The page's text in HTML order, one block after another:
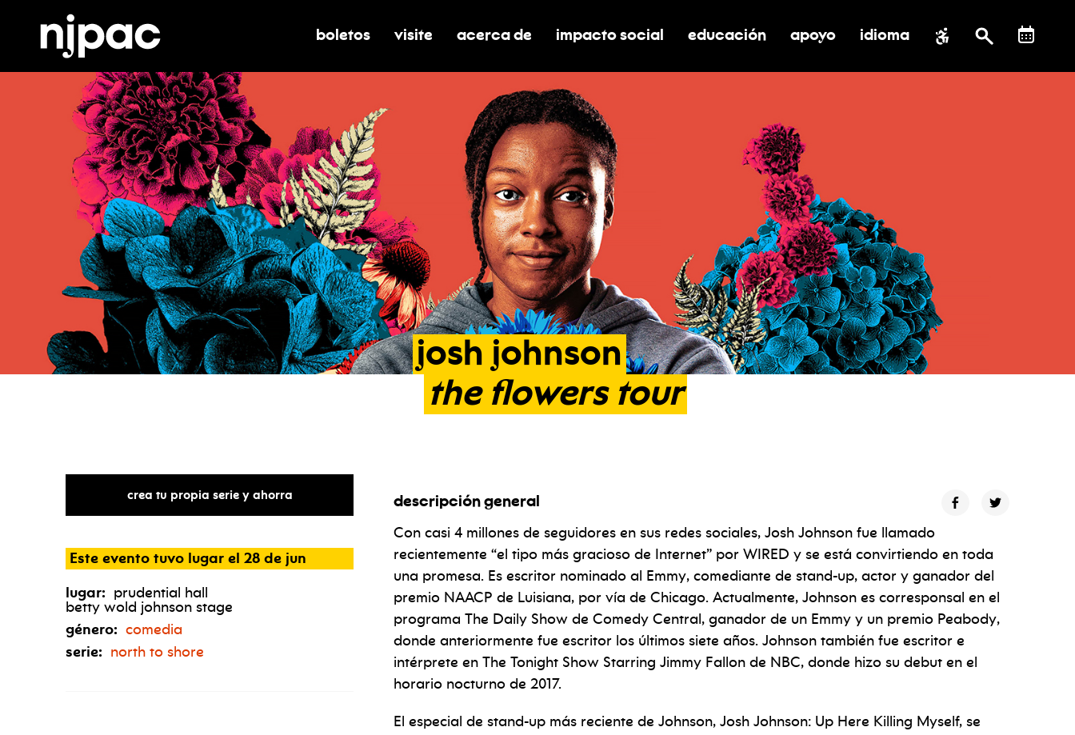
alternar submenú de boletos
boletos alternar submenú de visite
visite alternar submenú de acerca de
acerca de activar/desactivar el submenú de impacto social
impacto social alternar submenú de educación
educación alternar submenú de asistencia
apoyo idioma
josh johnson
the flowers tour
crea tu propia serie y ahorra
Este evento tuvo lugar el 28 de jun
lugar: prudential hall
betty wold johnson stage
género: comedia
serie: north to shore
descripción general
Con casi 4 millones de seguidores en sus redes sociales, Josh Johnson fue llamado
recientemente “el tipo más gracioso de Internet” por WIRED y se está convirtiendo en toda
una promesa. Es escritor nominado al Emmy, comediante de stand-up, actor y ganador del
premio NAACP de Luisiana, por vía de Chicago. Actualmente, Johnson es corresponsal en el
programa The Daily Show de Comedy Central, ganador de un Emmy y un premio Peabody,
donde anteriormente fue escritor los últimos siete años. Johnson también fue escritor e
intérprete en The Tonight Show Starring Jimmy Fallon de NBC, donde hizo su debut en el
horario nocturno de 2017.
El especial de stand-up más reciente de Johnson, Josh Johnson: Up Here Killing Myself, se